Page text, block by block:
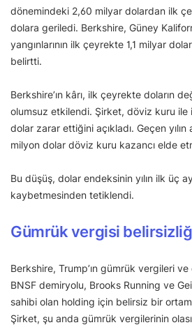
dönemindeki 2,60 milyar dolardan ilk
dolara geriledi. Berkshire, Güney
yangınlarının ilk çeyrekte 1,1 milyar
belirtti.
Berkshire’ın kârı, ilk çeyrekte doların
olumsuz etkilendi. Şirket, döviz kuru ile
dolar zarar ettiğini açıkladı. Geçen
milyon dolar döviz kuru kazancı elde
Bu düşüş, dolar endeksinin yılın ilk üç
kaybetmesinden tetiklendi.
Gümrük vergisi
Berkshire, Trump’ın gümrük vergileri
BNSF demiryolu, Brooks Running ve
sahibi olan holding için belirsiz bir ortam
Şirket, şu anda gümrük vergilerinin